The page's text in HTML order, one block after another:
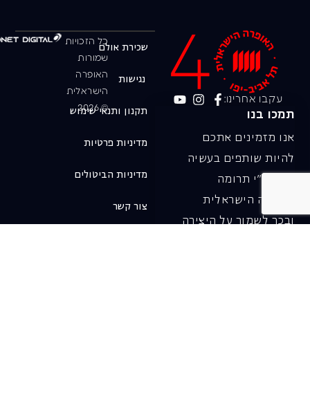
עקבו אחרינו:
תמכו בנו
אנו מזמינים אתכם
להיות שותפים בעשיה
שלנו ע"י תרומה
לאופרה הישראלית
ובכך לשמור על היצירה
כל הזכויות
שמורות
האופרה
הישראלית
© 2026
שכירת אולם
נגישות
תקנון ותנאי שימוש
מדיניות פרטיות
מדיניות הביטולים
צור קשר